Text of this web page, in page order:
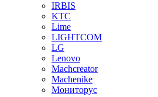
IRBIS
KTC
Lime
LIGHTCOM
LG
Lenovo
Machcreator
Machenike
Мониторус